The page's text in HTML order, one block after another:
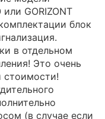
GORIZONT
блок
в отдельном
Это очень
стоимости!
(в случае если